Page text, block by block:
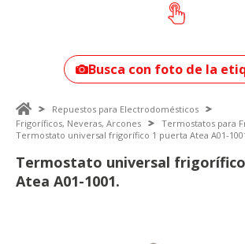
¿Cómo encontrar
tu modelo?
Busca con foto de la
Repuestos para Electrodomésticos
Frigoríficos, Neveras, Arcones
Termostatos para
Termostato universal frigorífico 1 puerta Atea A01-
Termostato universal
Atea A01-1001.